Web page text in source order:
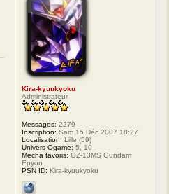
Kira-kyuukyoku
Administrateur
Messages: 2279
Inscription: Sam 15 Déc 2007 18:27
Localisation: Lille (59)
Univers Ogame: 5, 10
Mecha favoris: OZ-13MS Gundam
Epyon
PSN ID: Kira-kyuukyoku